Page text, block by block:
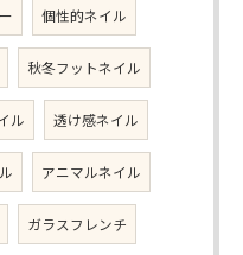
個性的ネイル
秋冬フットネイル
ル 透け感ネイル
アニマルネイル
ガラスフレンチ